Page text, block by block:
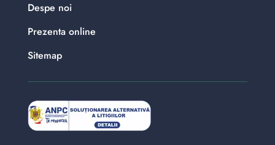
Despe noi
Prezenta online
Sitemap